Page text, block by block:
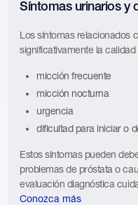
Síntomas urinarios y
Los síntomas relacionados
significativamente la
micción frecuente
micción nocturna
urgencia
dificultad para iniciar o
Estos síntomas pueden
problemas de próstata o
evaluación diagnóstica
Conozca más